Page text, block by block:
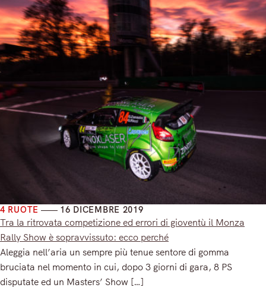
4 RUOTE 16 DICEMBRE 2019
Tra la ritrovata competizione ed errori di gioventù il Monza
Rally Show è sopravvissuto: ecco perché
Aleggia nell’aria un sempre più tenue sentore di gomma
bruciata nel momento in cui, dopo 3 giorni di gara, 8 PS
disputate ed un Masters’ Show […]